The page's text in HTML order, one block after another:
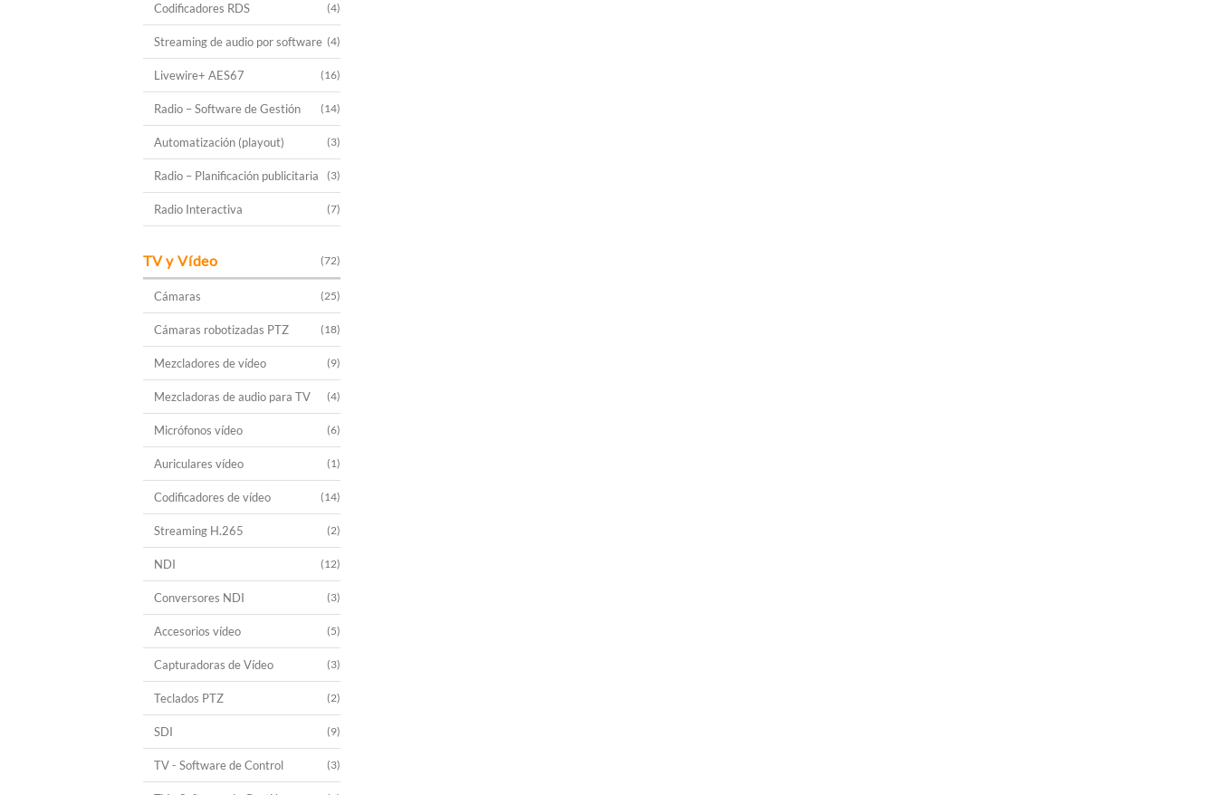
Codificadores RDS (4)
Streaming de audio por software (4)
Livewire+ AES67 (16)
Radio – Software de Gestión (14)
Automatización (playout) (3)
Radio – Planificación publicitaria (3)
Radio Interactiva (7)
TV y Vídeo (72)
Cámaras (25)
Cámaras robotizadas PTZ (18)
Mezcladores de vídeo (9)
Mezcladoras de audio para TV (4)
Micrófonos vídeo (6)
Auriculares vídeo (1)
Codificadores de vídeo (14)
Streaming H.265 (2)
NDI (12)
Conversores NDI (3)
Accesorios vídeo (5)
Capturadoras de Vídeo (3)
Teclados PTZ (2)
SDI (9)
TV - Software de Control (3)